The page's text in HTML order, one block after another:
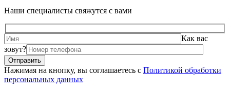
Наши специалисты свяжутся с вами
Как вас
зовут?
Нажимая на кнопку, вы соглашаетесь с Политикой обработки
персональных данных